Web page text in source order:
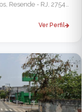
Av. Mal. Castelo Branco, 76 - Campos Elíseos, Resende - RJ, 27541-220, Brasil
Ver Perfil